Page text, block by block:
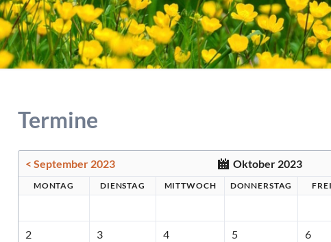
Gastfreundschaft
Interkulturell/Interreligiös
Termine
< September 2023 Oktober 2023
MONTAG DIENSTAG MITTWOCH DONNERSTAG FR
2
3 4 5 6